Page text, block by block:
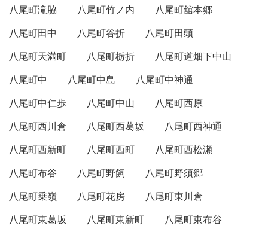
八尾町滝脇
八尾町竹ノ内
八尾町舘本郷
八尾町田中
八尾町谷折
八尾町田頭
八尾町天満町
八尾町栃折
八尾町道畑下中山
八尾町中
八尾町中島
八尾町中神通
八尾町中仁歩
八尾町中山
八尾町西原
八尾町西川倉
八尾町西葛坂
八尾町西神通
八尾町西新町
八尾町西町
八尾町西松瀬
八尾町布谷
八尾町野飼
八尾町野須郷
八尾町乗嶺
八尾町花房
八尾町東川倉
八尾町東葛坂
八尾町東新町
八尾町東布谷